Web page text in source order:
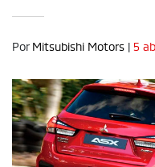
Por Mitsubishi Motors | 5